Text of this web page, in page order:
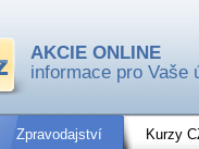
AKCIE ONLINE
informace pro Vaše
Zpravodajství Kurzy